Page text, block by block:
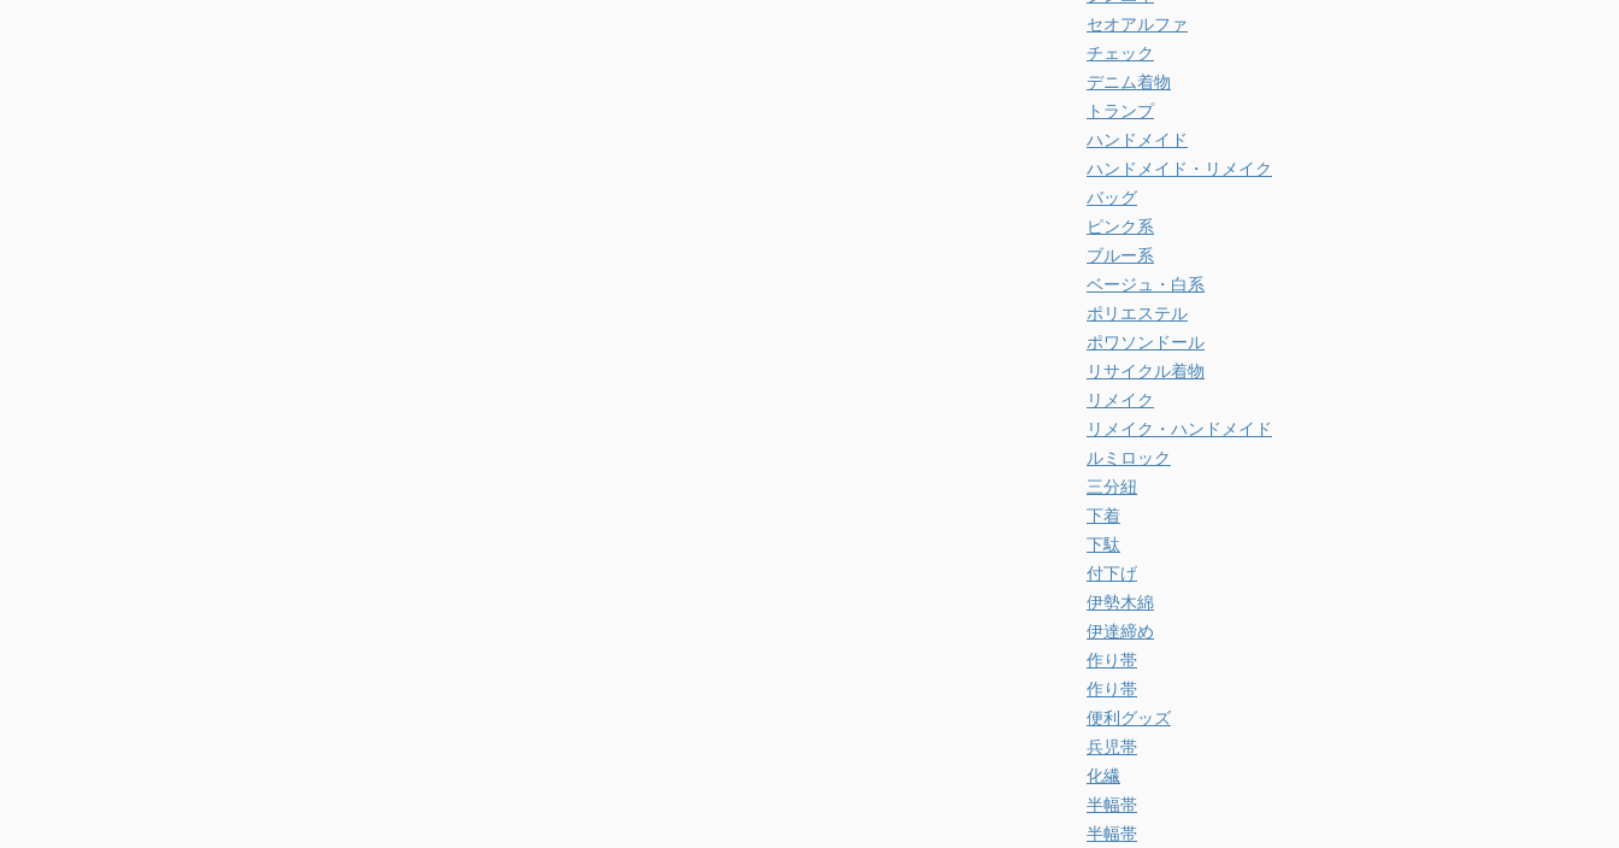
セオアルファ
チェック
デニム着物
トランプ
ハンドメイド
ハンドメイド・リメイク
バッグ
ピンク系
ブルー系
ベージュ・白系
ポリエステル
ポワソンドール
リサイクル着物
リメイク
リメイク・ハンドメイド
ルミロック
三分紐
下着
下駄
付下げ
伊勢木綿
伊達締め
作り帯
作り帯
便利グッズ
兵児帯
化繊
半幅帯
半幅帯